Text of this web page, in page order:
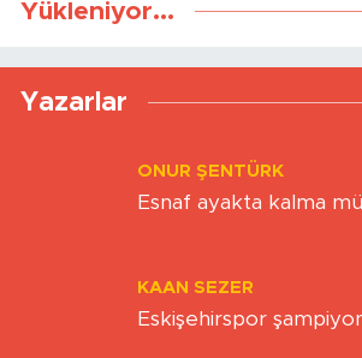
Yükleniyor...
Yazarlar
ONUR ŞENTÜRK
Esnaf ayakta kalma
KAAN SEZER
Eskişehirspor